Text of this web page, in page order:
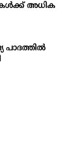
അധിക
പാദത്തില്‍